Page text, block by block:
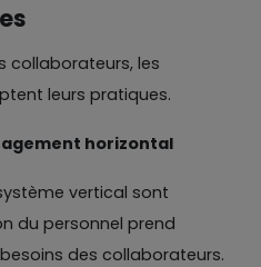
collaborateurs, les
leurs pratiques.
horizontal
vertical sont
du personnel prend
des collaborateurs.